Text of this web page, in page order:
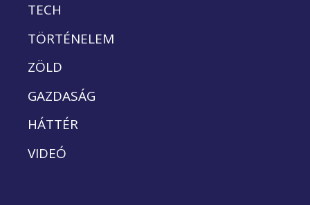
TECH
TÖRTÉNELEM
ZÖLD
GAZDASÁG
HÁTTÉR
VIDEÓ